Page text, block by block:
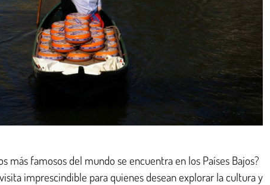
más famosos del mundo se encuentra en los Países Bajos?
imprescindible para quienes desean explorar la cultura y